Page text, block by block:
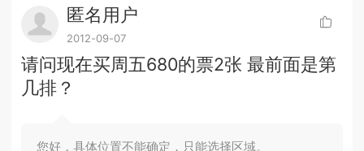
匿名用户
2012-09-07
请问现在买周五680的票2张 最前面是第
几排？
您好，具体位置不能确定，只能选择区域。